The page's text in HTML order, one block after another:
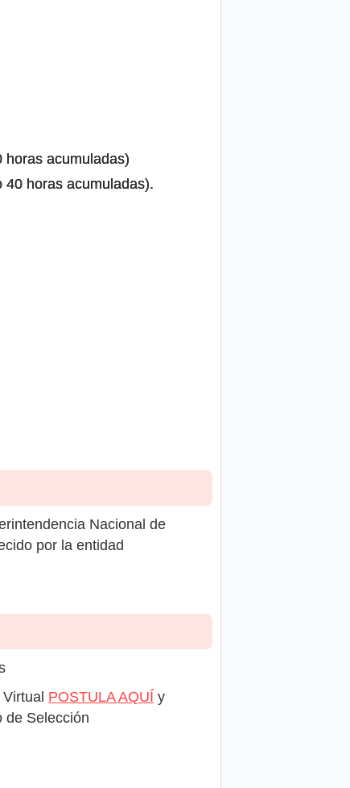
horas acumuladas)
horas acumuladas).
Nacional de
por la entidad
POSTULA AQUÍ y
de Selección